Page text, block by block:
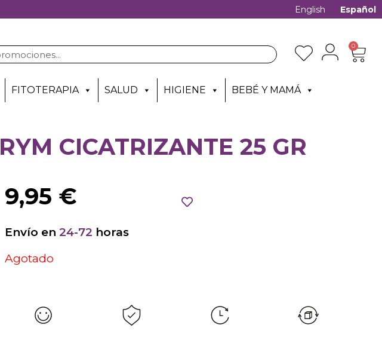
English Español
0
FITOTERAPIA SALUD HIGIENE BEBÉ Y MAMÁ
RYM CICATRIZANTE 25 GR
9,95 €
Envío en 24-72 horas
Agotado